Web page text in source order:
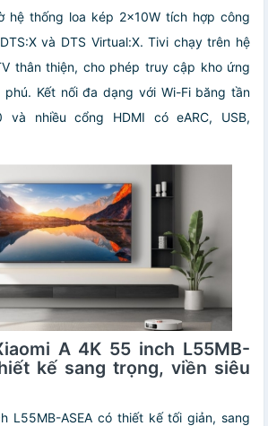
hệ thống loa kép 2x10W tích hợp công
và DTS Virtual:X. Tivi chạy trên hệ
thân thiện, cho phép truy cập kho ứng
Kết nối đa dạng với Wi-Fi băng tần
và nhiều cổng HDMI có eARC, USB,
A 4K 55 inch L55MB-
kế sang trọng, viền siêu
L55MB-ASEA có thiết kế tối giản, sang